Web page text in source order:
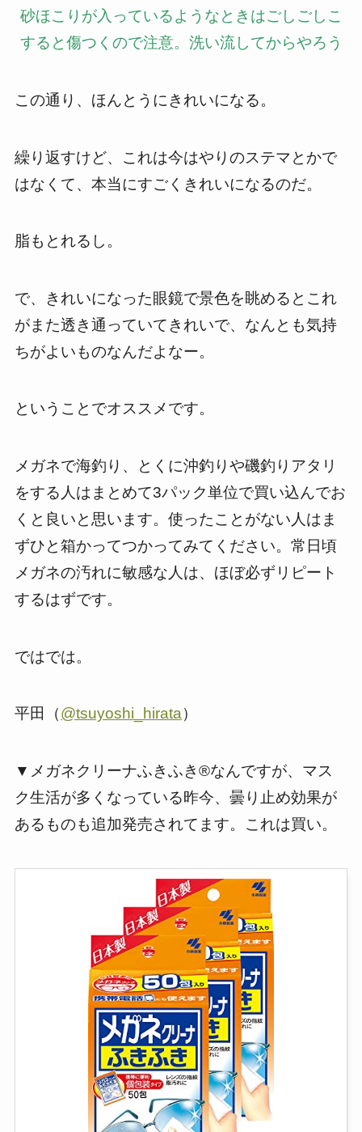
砂ほこりが入っているようなときはごしごしこ
すると傷つくので注意。洗い流してからやろう
この通り、ほんとうにきれいになる。
繰り返すけど、これは今はやりのステマとかで
はなくて、本当にすごくきれいになるのだ。
脂もとれるし。
で、きれいになった眼鏡で景色を眺めるとこれ
がまた透き通っていてきれいで、なんとも気持
ちがよいものなんだよなー。
ということでオススメです。
メガネで海釣り、とくに沖釣りや磯釣りアタリ
をする人はまとめて3パック単位で買い込んでお
くと良いと思います。使ったことがない人はま
ずひと箱かってつかってみてください。常日頃
メガネの汚れに敏感な人は、ほぼ必ずリピート
するはずです。
ではでは。
平田（@tsuyoshi_hirata）
▼メガネクリーナふきふき®なんですが、マス
ク生活が多くなっている昨今、曇り止め効果が
あるものも追加発売されてます。これは買い。